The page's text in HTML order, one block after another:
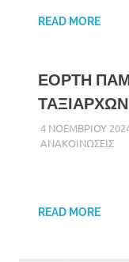
READ MORE
ΕΟΡΤΗ
ΤΑΞΙΑΡΧΩΝ
4 ΝΟΕΜΒΡΙΟΥ
ΑΝΑΚΟΙΝΩΣΕΙΣ
READ MORE